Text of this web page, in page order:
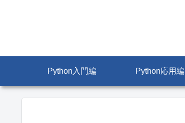
Python入門編 Python応用編